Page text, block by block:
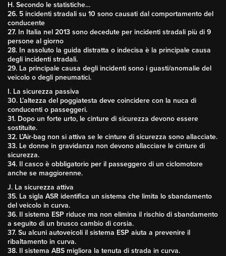
H. Secondo le statistiche…
26. 5 incidenti stradali su 10 sono causati dal comportamento del
conducente
27. In Italia nel 2013 sono decedute per incidenti stradali più di 9
persone al giorno
28. In assoluto la guida distratta o indecisa è la principale causa
degli incidenti stradali.
29. La principale causa degli incidenti sono i guasti/anomalie del
veicolo o degli pneumatici.
I. La sicurezza passiva
30. L’altezza del poggiatesta deve coincidere con la nuca di
conducenti o passeggeri.
31. Dopo un forte urto, le cinture di sicurezza devono essere
sostituite.
32. L’Air-bag non si attiva se le cinture di sicurezza sono allacciate.
33. Le donne in gravidanza non devono allacciare le cinture di
sicurezza.
34. Il casco è obbligatorio per il passeggero di un ciclomotore
anche se maggiorenne.
J. La sicurezza attiva
35. La sigla ASR identifica un sistema che limita lo sbandamento
del veicolo in curva.
36. Il sistema ESP riduce ma non elimina il rischio di sbandamento
a seguito di un brusco cambio di corsia.
37. Su alcuni autoveicoli il sistema ESP aiuta a prevenire il
ribaltamento in curva.
38. Il sistema ABS migliora la tenuta di strada in curva.